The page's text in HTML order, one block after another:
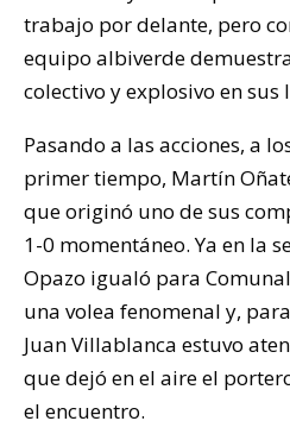
trabajo por delante, pero
equipo albiverde
colectivo y explosivo en sus
Pasando a las acciones, a
primer tiempo, Martín
que originó uno de sus
1-0 momentáneo. Ya en la
Opazo igualó para
una volea fenomenal y,
Juan Villablanca estuvo
que dejó en el aire el
el encuentro.